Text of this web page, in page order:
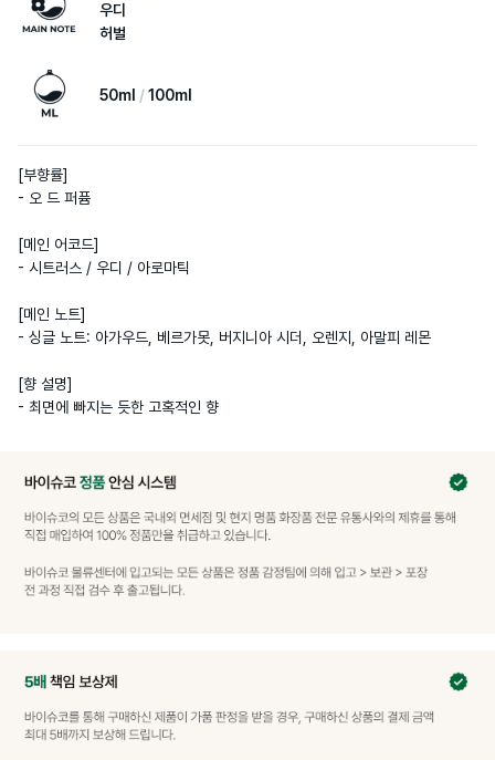
우디
허벌
50ml 100ml
[부향률]
- 오 드 퍼퓸
[메인 어코드]
- 시트러스 / 우디 / 아로마틱
[메인 노트]
- 싱글 노트: 아가우드, 베르가못, 버지니아 시더, 오렌지, 아말피 레몬
[향 설명]
- 최면에 빠지는 듯한 고혹적인 향